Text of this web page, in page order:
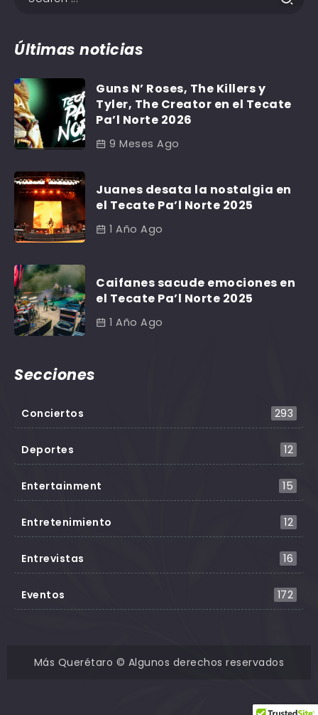
Últimas noticias
Guns N’ Roses, The Killers y
Tyler, The Creator en el Tecate
Pa’l Norte 2026
9 Meses Ago
Juanes desata la nostalgia en
el Tecate Pa’l Norte 2025
1 Año Ago
Caifanes sacude emociones en
el Tecate Pa’l Norte 2025
1 Año Ago
Secciones
Conciertos 293
Deportes 12
Entertainment 15
Entretenimiento 12
Entrevistas 16
Eventos 172
Más Querétaro © Algunos derechos reservados